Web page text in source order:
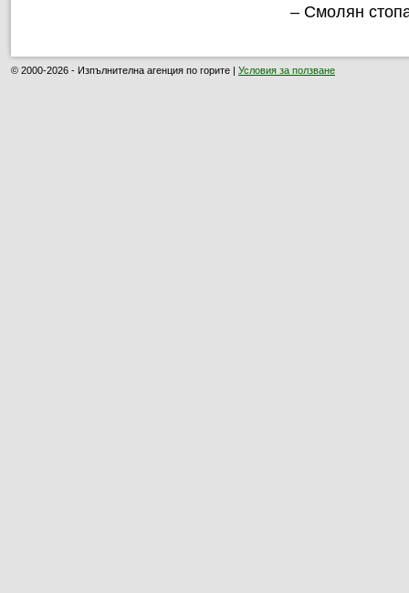
– Смолян
© 2000-2026 - Изпълнителна агенция по горите | Условия за ползване